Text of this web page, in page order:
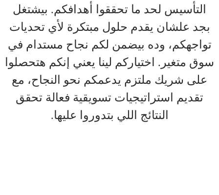
التأسيس لحد ما تحققوا أهدافكم. بيشتغل
بجد علشان يقدم حلول مبتكرة لأي تحديات
تواجهكم، وده بيضمن لكم نجاح مستدام في
سوق متغير. اختياركم لينا يعني إنكم هتحصلوا
على شريك ملتزم يدعمكم نحو النجاح، مع
تقديم استراتيجيات تسويقية فعالة تحقق
النتائج اللي بتدوروا عليها.